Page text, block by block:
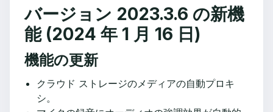
バージョン 2023.3.6 の新機
能 (2024 年 1 月 16 日)
機能の更新
クラウド ストレージのメディアの自動プロキ
シ。